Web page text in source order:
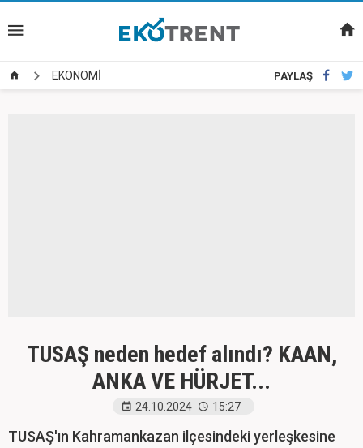
EKONOMİ PAYLAŞ
TUSAŞ neden hedef alındı? KAAN,
ANKA VE HÜRJET...
24.10.2024 15:27
TUSAŞ'ın Kahramankazan ilçesindeki yerleşkesine